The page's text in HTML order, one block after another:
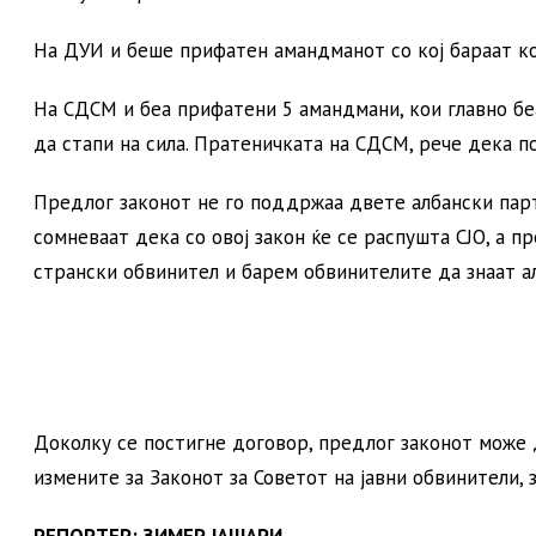
На ДУИ и беше прифатен амандманот со кој бараат
На СДСМ и беа прифатени 5 амандмани, кои главно
да стапи на сила. Пратеничката на СДСМ, рече дека
Предлог законот не го поддржаа двете албански
сомневаат дека со овој закон ќе се распушта СЈО, а
странски обвинител и барем обвинителите да знаат
Доколку се постигне договор, предлог законот
измените за Законот за Советот на јавни